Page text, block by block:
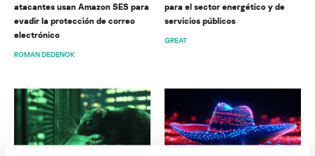
atacantes usan Amazon SES para
evadir la protección de correo
electrónico
ROMAN DEDENOK
para el sector energético y de
servicios públicos
GREAT